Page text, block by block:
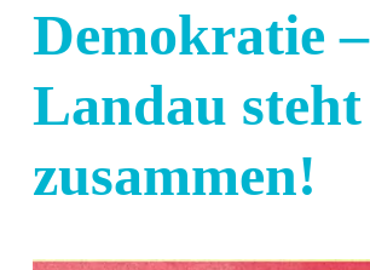
Demokratie –
Landau steht
zusammen!